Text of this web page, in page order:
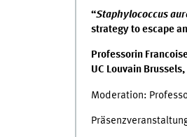
“Staphylococcus
strategy to escape
Professorin
UC Louvain
Moderation: